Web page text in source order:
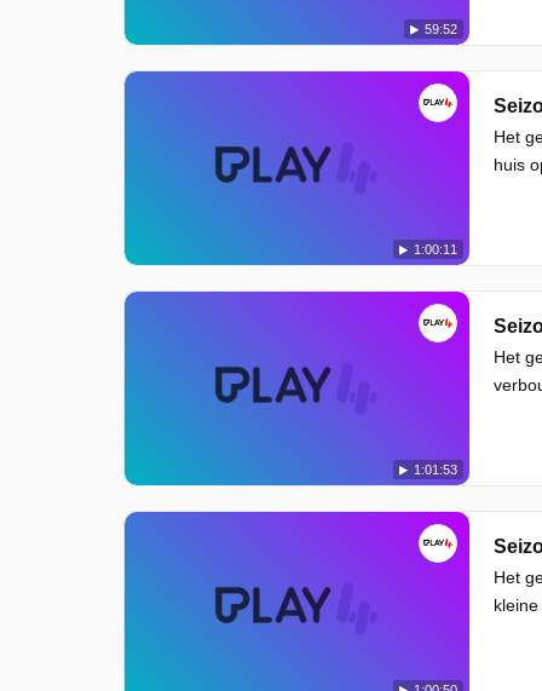
59:52
1:00:11
Het
huis
1:01:53
Het
Het